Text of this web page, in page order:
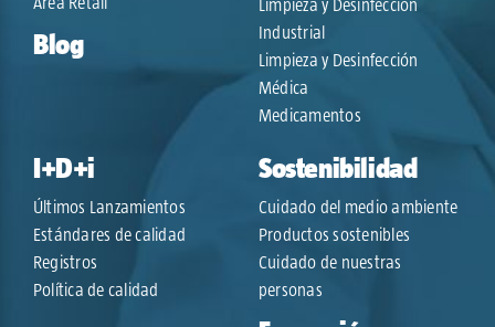
Blog
Limpieza y Desinfección
Industrial
Limpieza y Desinfección
Médica
Medicamentos
I+D+i
Últimos Lanzamientos
Estándares de calidad
Registros
Política de calidad
Sostenibilidad
Cuidado del medio ambiente
Productos sostenibles
Cuidado de nuestras
personas